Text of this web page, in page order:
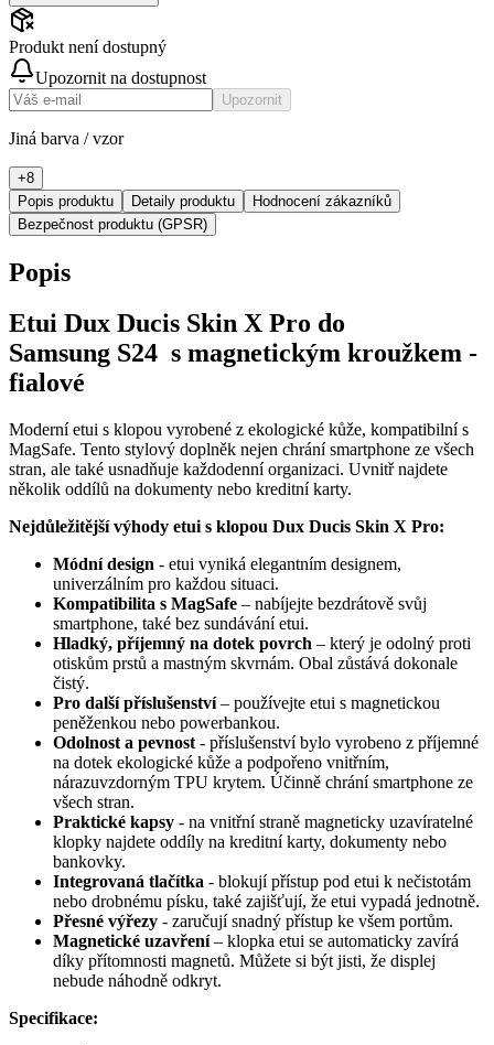
Produkt není dostupný
Upozornit na dostupnost
Upozornit
Jiná barva / vzor
+8
Popis produktu
Detaily produktu
Hodnocení zákazníků
Bezpečnost produktu (GPSR)
Popis
Etui Dux Ducis Skin X Pro do
Samsung S24 s magnetickým kroužkem -
fialové
Moderní etui s klopou vyrobené z ekologické kůže, kompatibilní s
MagSafe. Tento stylový doplněk nejen chrání smartphone ze všech
stran, ale také usnadňuje každodenní organizaci. Uvnitř najdete
několik oddílů na dokumenty nebo kreditní karty.
Nejdůležitější výhody etui s klopou Dux Ducis Skin X Pro:
Módní design - etui vyniká elegantním designem,
univerzálním pro každou situaci.
Kompatibilita s MagSafe – nabíjejte bezdrátově svůj
smartphone, také bez sundávání etui.
Hladký, příjemný na dotek povrch – který je odolný proti
otiskům prstů a mastným skvrnám. Obal zůstává dokonale
čistý.
Pro další příslušenství – používejte etui s magnetickou
peněženkou nebo powerbankou.
Odolnost a pevnost - příslušenství bylo vyrobeno z příjemné
na dotek ekologické kůže a podpořeno vnitřním,
nárazuvzdorným TPU krytem. Účinně chrání smartphone ze
všech stran.
Praktické kapsy - na vnitřní straně magneticky uzavíratelné
klopky najdete oddíly na kreditní karty, dokumenty nebo
bankovky.
Integrovaná tlačítka - blokují přístup pod etui k nečistotám
nebo drobnému písku, také zajišťují, že etui vypadá jednotně.
Přesné výřezy - zaručují snadný přístup ke všem portům.
Magnetické uzavření – klopka etui se automaticky zavírá
díky přítomnosti magnetů. Můžete si být jisti, že displej
nebude náhodně odkryt.
Specifikace: